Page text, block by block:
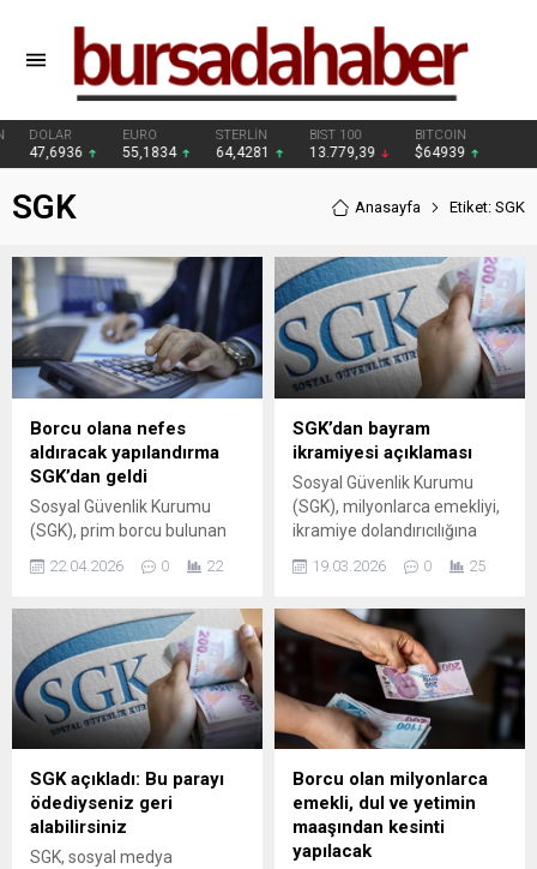
DOLAR
47,6936
EURO
55,1834
STERLİN
64,4281
BIST 100
13.779,39
BITCOIN
$64939
SGK Anasayfa Etiket: SGK
Borcu olana nefes
aldıracak yapılandırma
SGK’dan geldi
Sosyal Güvenlik Kurumu
(SGK), prim borcu bulunan
sigortalıları için ödeme
düzenlemeyi devreye aldı.
30 Ocak 2026 tarihinde
yürürlüğe giren 2026/7 sayılı
Genelge ile vadesi geçmiş
borçların tecil ...
22.04.2026 0 22
SGK’dan bayram
ikramiyesi açıklaması
Sosyal Güvenlik Kurumu
(SGK), milyonlarca emekliyi,
ikramiye dolandırıcılığına
"İkramiyeniz tanımlandı"
mesajlara karşı halkı acil
koduyla uyardı. Emeklinin üç
kuruşuna göz diken bu
çetelerin ...
19.03.2026 0 25
SGK açıkladı: Bu parayı
ödediyseniz geri
alabilirsiniz
SGK, sosyal medya
Borcu olan milyonlarca
emekli, dul ve yetimin
maaşından kesinti
yapılacak